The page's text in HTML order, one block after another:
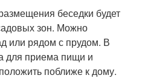
беседки будет
зон. Можно
или рядом с прудом. В
для приема пищи и
поближе к дому.